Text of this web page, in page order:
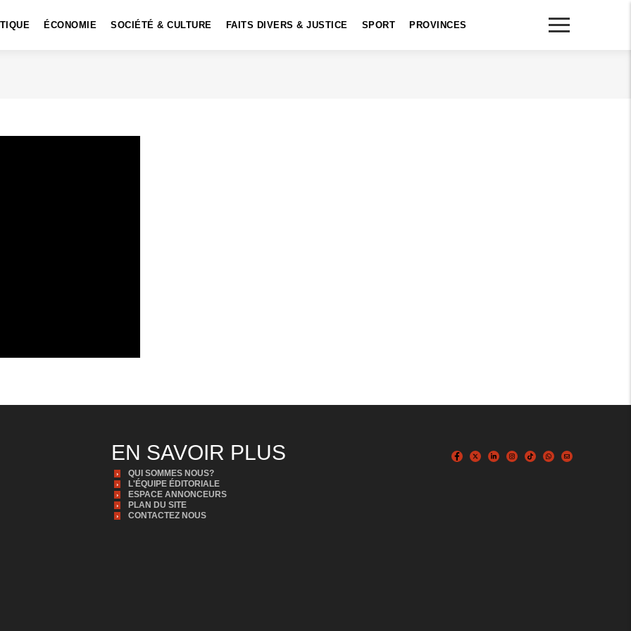
ÉCONOMIE SOCIÉTÉ & CULTURE FAITS DIVERS & JUSTICE SPORT PROVINCES
EN SAVOIR PLUS
QUI SOMMES NOUS?
L'ÉQUIPE ÉDITORIALE
ESPACE ANNONCEURS
PLAN DU SITE
CONTACTEZ NOUS